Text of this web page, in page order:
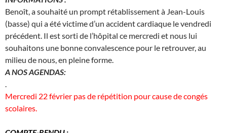
Benoît, a souhaité un prompt rétablissement à Jean-Louis
(basse) qui a été victime d’un accident cardiaque le vendredi
précédent. Il est sorti de l’hôpital ce mercredi et nous lui
souhaitons une bonne convalescence pour le retrouver, au
milieu de nous, en pleine forme.
A NOS AGENDAS:
.
Mercredi 22 février pas de répétition pour cause de congés
scolaires.